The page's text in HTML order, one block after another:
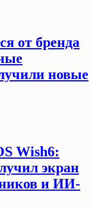
от бренда
новые
Wish6:
экран
и ИИ-